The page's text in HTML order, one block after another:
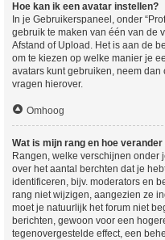
Hoe kan ik een avatar instellen?
In je Gebruikerspaneel, onder
gebruik te maken van één van de
Afstand of Upload. Het is aan de
om te kiezen op welke manier je
avatars kunt gebruiken, neem
vragen hierover.
Omhoog
Wat is mijn rang en hoe
Rangen, welke verschijnen onder
over het aantal berchten dat je
identificeren, bijv. moderators en
rang niet wijzigen, aangezien ze
moet je natuurlijk het forum niet
berichten, gewoon voor een
tegenovergestelde effect, een